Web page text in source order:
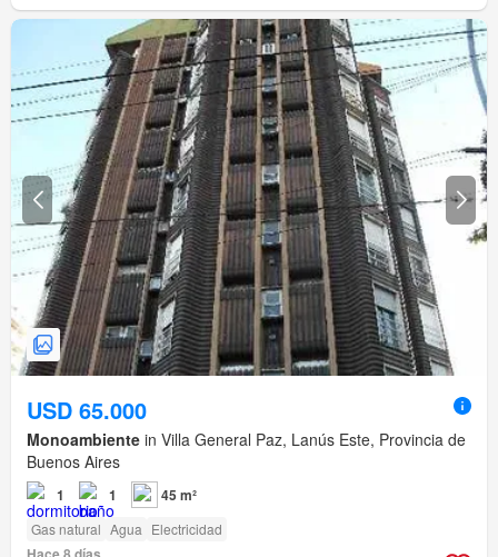
USD 65.000
Monoambiente in Villa General Paz, Lanús Este, Provincia de
Buenos Aires
1 1 45 m²
Gas natural Agua Electricidad